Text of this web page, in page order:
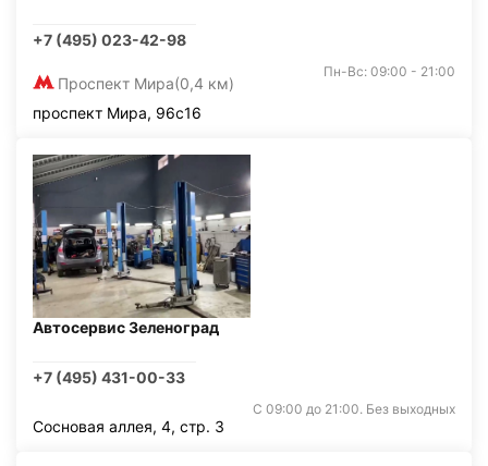
+7 (495) 023-42-98
Проспект Мира(0,4 км)
Пн-Вс: 09:00 - 21:00
проспект Мира, 96с16
Автосервис Зеленоград
+7 (495) 431-00-33
С 09:00 до 21:00. Без выходных
Сосновая аллея, 4, стр. 3